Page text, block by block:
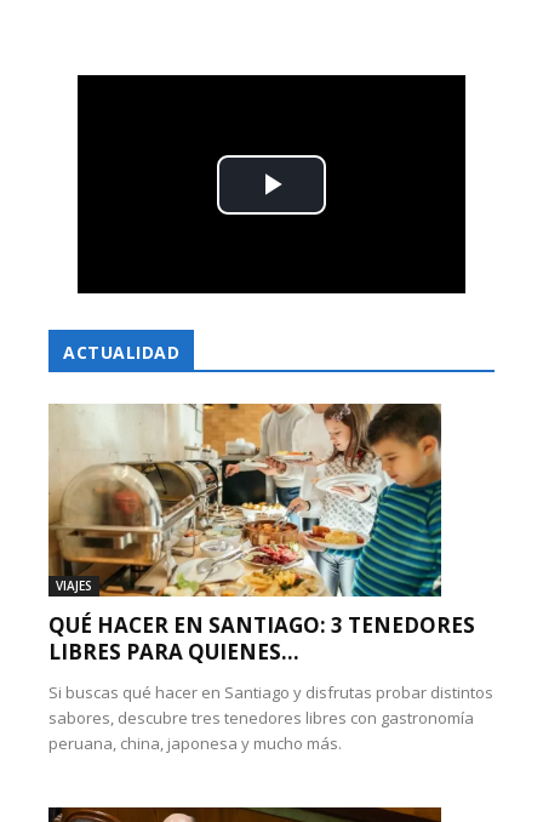
ACTUALIDAD
VIAJES
QUÉ HACER EN SANTIAGO: 3 TENEDORES
LIBRES PARA QUIENES...
Si buscas qué hacer en Santiago y disfrutas probar distintos
sabores, descubre tres tenedores libres con gastronomía
peruana, china, japonesa y mucho más.